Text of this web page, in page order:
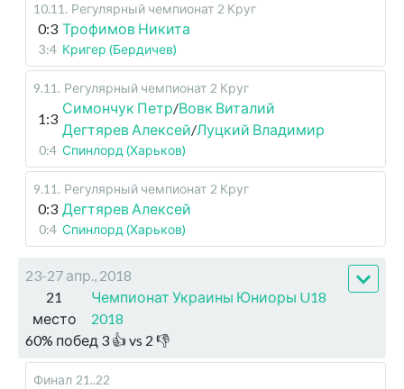
10.11 . Регулярный чемпионат 2 Круг
0:3 Трофимов Никита
3:4 Кригер (Бердичев)
9.11 . Регулярный чемпионат 2 Круг
1:3
Симончук Петр/Вовк Виталий
Дегтярев Алексей/Луцкий Владимир
0:4 Спинлорд (Харьков)
9.11 . Регулярный чемпионат 2 Круг
0:3 Дегтярев Алексей
0:4 Спинлорд (Харьков)
23-27 апр., 2018
21
место
Чемпионат Украины Юниоры U18
2018
60% побед 3 👍 vs 2 👎
Финал 21..22